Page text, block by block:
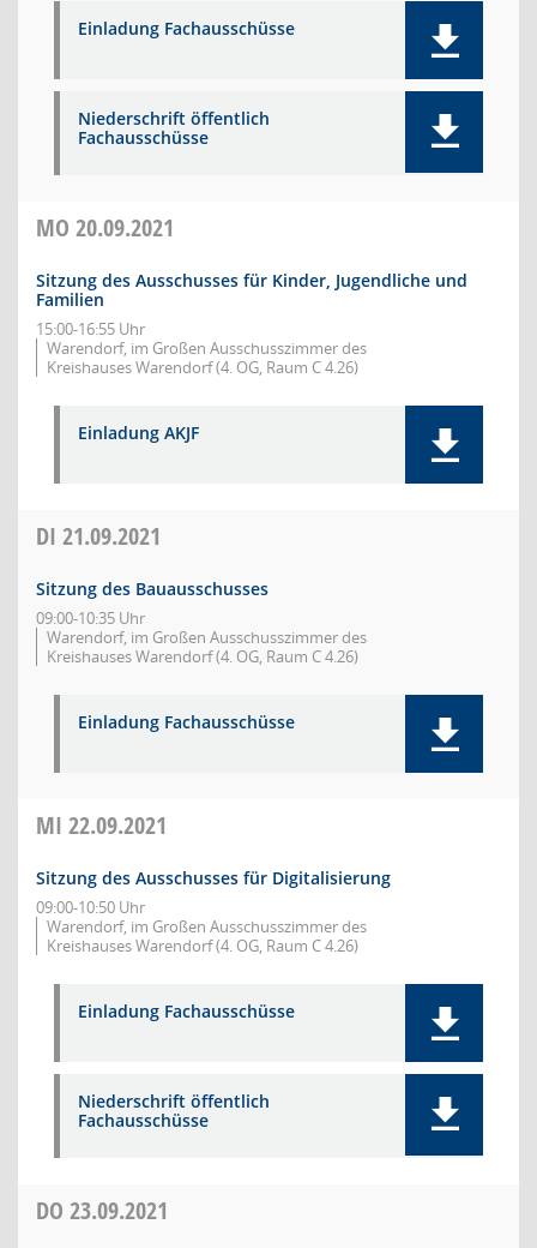
Einladung Fachausschüsse
Niederschrift öffentlich
Fachausschüsse
MO 20.09.2021
Sitzung des Ausschusses für Kinder, Jugendliche und
Familien
15:00-16:55 Uhr
Warendorf, im Großen Ausschusszimmer des
Kreishauses Warendorf (4. OG, Raum C 4.26)
Einladung AKJF
DI 21.09.2021
Sitzung des Bauausschusses
09:00-10:35 Uhr
Warendorf, im Großen Ausschusszimmer des
Kreishauses Warendorf (4. OG, Raum C 4.26)
Einladung Fachausschüsse
MI 22.09.2021
Sitzung des Ausschusses für Digitalisierung
09:00-10:50 Uhr
Warendorf, im Großen Ausschusszimmer des
Kreishauses Warendorf (4. OG, Raum C 4.26)
Einladung Fachausschüsse
Niederschrift öffentlich
Fachausschüsse
DO 23.09.2021